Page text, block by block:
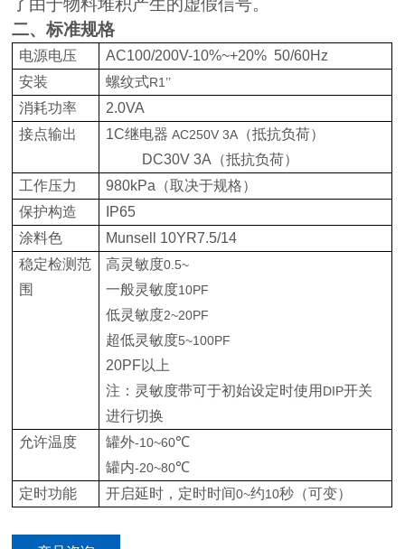
了由于物料堆积产生的虚假信号。
二、标准规格
电源电压 AC100/200V-10%~+20% 50/60Hz
安装
螺纹式R1’’
消耗功率
2.0VA
接点输出
1C继电器AC250V 3A （抵抗负荷）
DC30V 3A （抵抗负荷）
工作压力
980kPa （取决于规格）
保护构造
IP65
涂料色
Munsell 10YR7.5/14
稳定检测范
围
高灵敏度0.5~
一般灵敏度10PF
低灵敏度2~20PF
超低灵敏度5~100PF
20PF以上
注：灵敏度带可于初始设定时使用 DIP开关
进行切换
允许温度
罐外-10~60℃
罐内-20~80℃
定时功能
开启延时，定时时间0~约10秒（可变）